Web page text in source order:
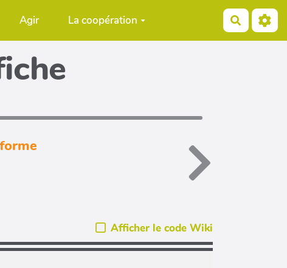
Agir La coopération
Afficher le code Wiki